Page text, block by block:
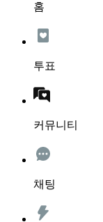
홈
투표
커뮤니티
채팅